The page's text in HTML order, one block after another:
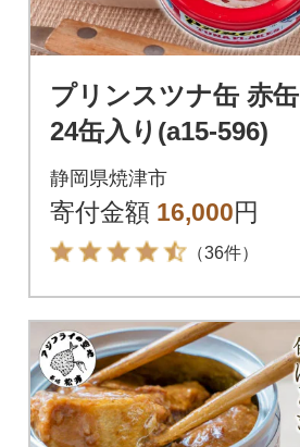
プリンスツナ缶 赤缶
24缶入り(a15-596)
静岡県焼津市
寄付金額 16,000円
（36件）